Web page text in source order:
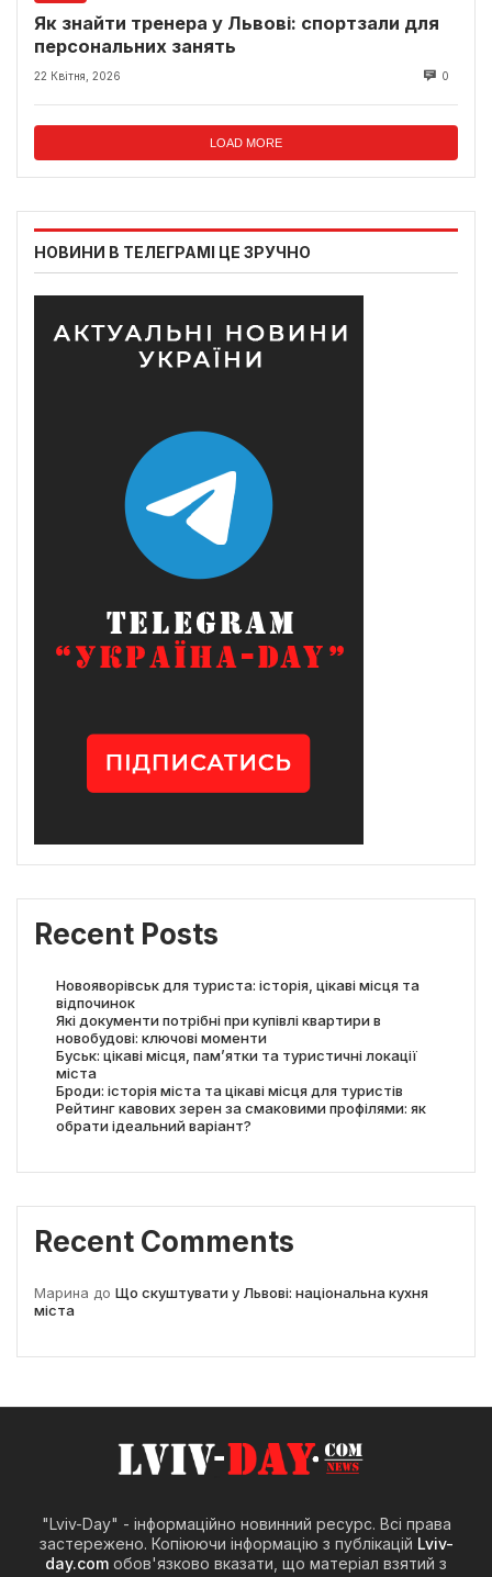
Як знайти тренера у Львові: спортзали для
персональних занять
22 Квітня, 2026 0
LOAD MORE
НОВИНИ В ТЕЛЕГРАМІ ЦЕ ЗРУЧНО
Recent Posts
Новояворівськ для туриста: історія, цікаві місця та
відпочинок
Які документи потрібні при купівлі квартири в
новобудові: ключові моменти
Буськ: цікаві місця, пам’ятки та туристичні локації
міста
Броди: історія міста та цікаві місця для туристів
Рейтинг кавових зерен за смаковими профілями: як
обрати ідеальний варіант?
Recent Comments
Марина до Що скуштувати у Львові: національна кухня
міста
"Lviv-Day" - інформаційно новинний ресурс. Всі права
застережено. Копіюючи інформацію з публікацій Lviv-
day.com обов'язково вказати, що матеріал взятий з